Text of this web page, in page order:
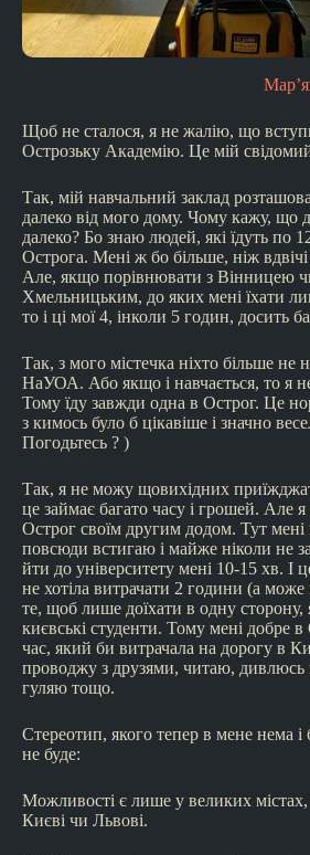
Щоб не сталося, я не жалію, що
Острозьку Академію. Це мій
Так, мій навчальний заклад
далеко від мого дому. Чому кажу, що
далеко? Бо знаю людей, які їдуть по
Острога. Мені ж бо більше, ніж
Але, якщо порівнювати з Вінницею
Хмельницьким, до яких мені їхати
то і ці мої 4, інколи 5 годин, досить
Так, з мого містечка ніхто більше не
НаУОА. Або якщо і навчається, то я
Тому їду завжди одна в Острог. Це
з кимось було б цікавіше і значно
Погодьтесь ? )
Так, я не можу щовихідних
це займає багато часу і грошей. Але
Острог своїм другим додом. Тут
повсюди встигаю і майже ніколи не
йти до університету мені 10-15 хв. І
не хотіла витрачати 2 години (а може
те, щоб лише доїхати в одну сторону,
києвські студенти. Тому мені добре в
час, який би витрачала на дорогу в
проводжу з друзями, читаю, дивлюсь
гуляю тощо.
Стереотип, якого тепер в мене нема і
не буде:
Можливості є лише у великих
Києві чи Львові.